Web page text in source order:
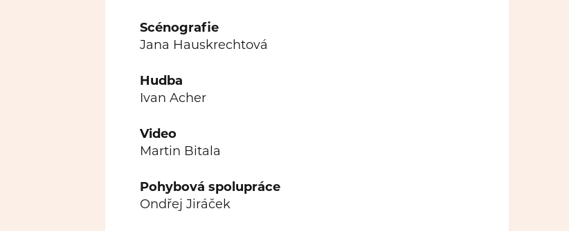
Scénografie
Jana Hauskrechtová
Hudba
Ivan Acher
Video
Martin Bitala
Pohybová spolupráce
Ondřej Jiráček